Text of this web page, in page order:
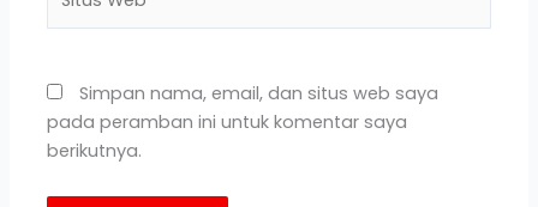
Web
Simpan nama, email, dan situs web saya
pada peramban ini untuk komentar saya
berikutnya.